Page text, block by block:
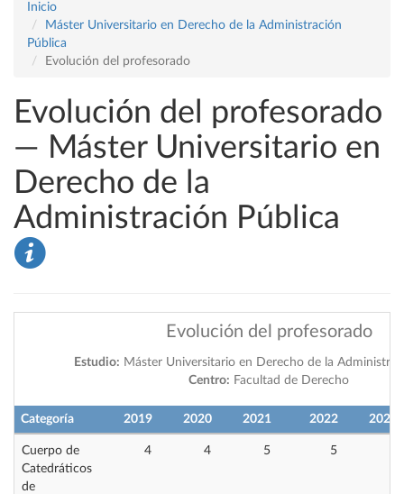
Inicio
Máster Universitario en Derecho de la Administración
Pública
Evolución del profesorado
Evolución del profesorado
— Máster Universitario en
Derecho de la
Administración Pública
Evolución del profesorado
Estudio: Máster Universitario en Derecho de la
Centro: Facultad de Derecho
Categoría 2019 2020 2021 2022 2023
Cuerpo de
Catedráticos
de
4 4 5 5